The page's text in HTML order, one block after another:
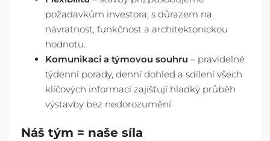
požadavkům investora, s důrazem na
návratnost, funkčnost a architektonickou
hodnotu.
Komunikaci a týmovou souhru – pravidelné
týdenní porady, denní dohled a sdílení všech
klíčových informací zajišťují hladký průběh
výstavby bez nedorozumění.
Náš tým = naše síla